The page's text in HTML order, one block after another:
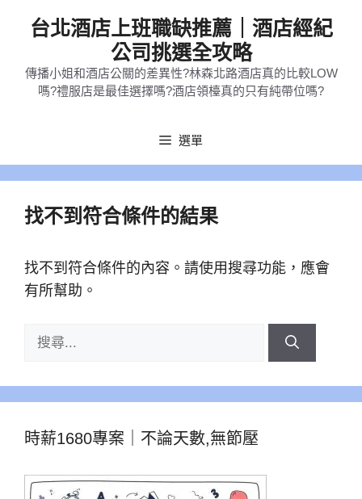
台北酒店上班職缺推薦｜酒店經紀
公司挑選全攻略
傳播小姐和酒店公關的差異性?林森北路酒店真的比較LOW
嗎?禮服店是最佳選擇嗎?酒店領檯真的只有純帶位嗎?
選單
找不到符合條件的結果
找不到符合條件的內容。請使用搜尋功能，應會
有所幫助。
時薪1680專案｜不論天數,無節壓